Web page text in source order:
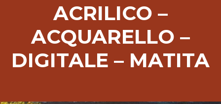
ACRILICO –
ACQUARELLO –
DIGITALE – MATITA